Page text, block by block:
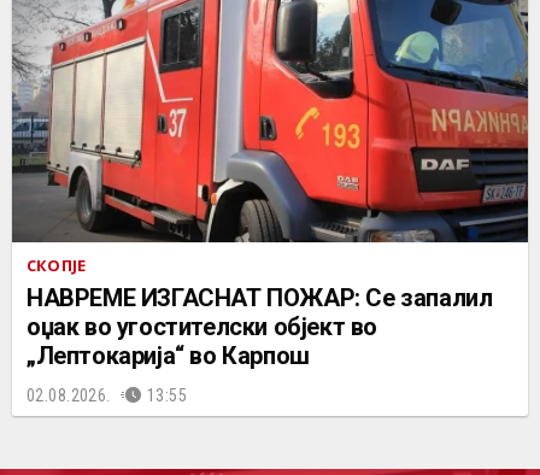
СКОПЈЕ
НАВРЕМЕ ИЗГАСНАТ ПОЖАР: Се запалил
оџак во угостителски објект во
„Лептокарија“ во Карпош
02.08.2026. 13:55